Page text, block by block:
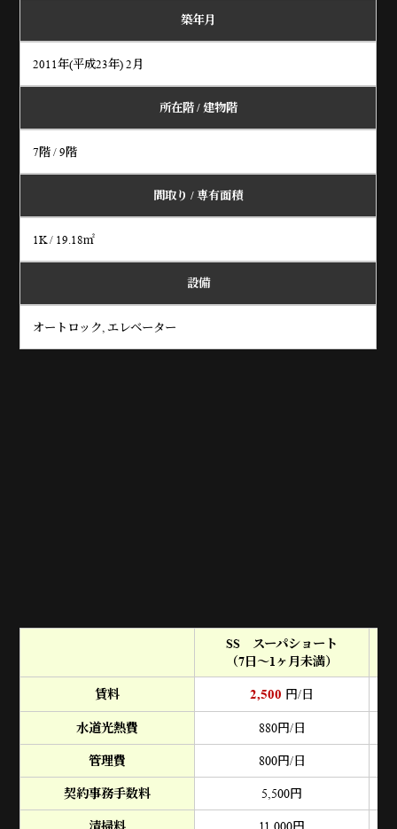
築年月
2011年(平成23年) 2月
所在階 / 建物階
7階 / 9階
間取り / 専有面積
1K / 19.18㎡
設備
オートロック, エレベーター
SS スーパショート
（7日～1ヶ月未満）
賃料 2,500 円/日
水道光熱費 880円/日
管理費 800円/日
契約事務手数料 5,500円
清掃料 11,000円